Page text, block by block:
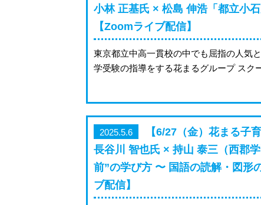
小林 正基氏 × 松島 伸浩「都立小
【Zoomライブ配信】
東京都立中高一貫校の中でも屈指の人気
学受験の指導をする花まるグループ スク
2025.5.6
【6/27（金）花まる子
長谷川 智也氏 × 持山 泰三（西郡
前”の学び方 〜 国語の読解・図形
ブ配信】